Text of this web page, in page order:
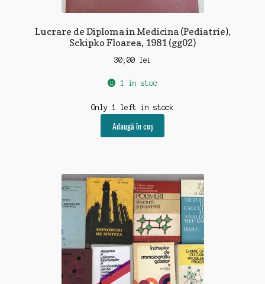
Lucrare de Diploma in Medicina (Pediatrie),
Sckipko Floarea, 1981 (gg02)
30,00 lei
1 în stoc
Only 1 left in stock
Adaugă în coș